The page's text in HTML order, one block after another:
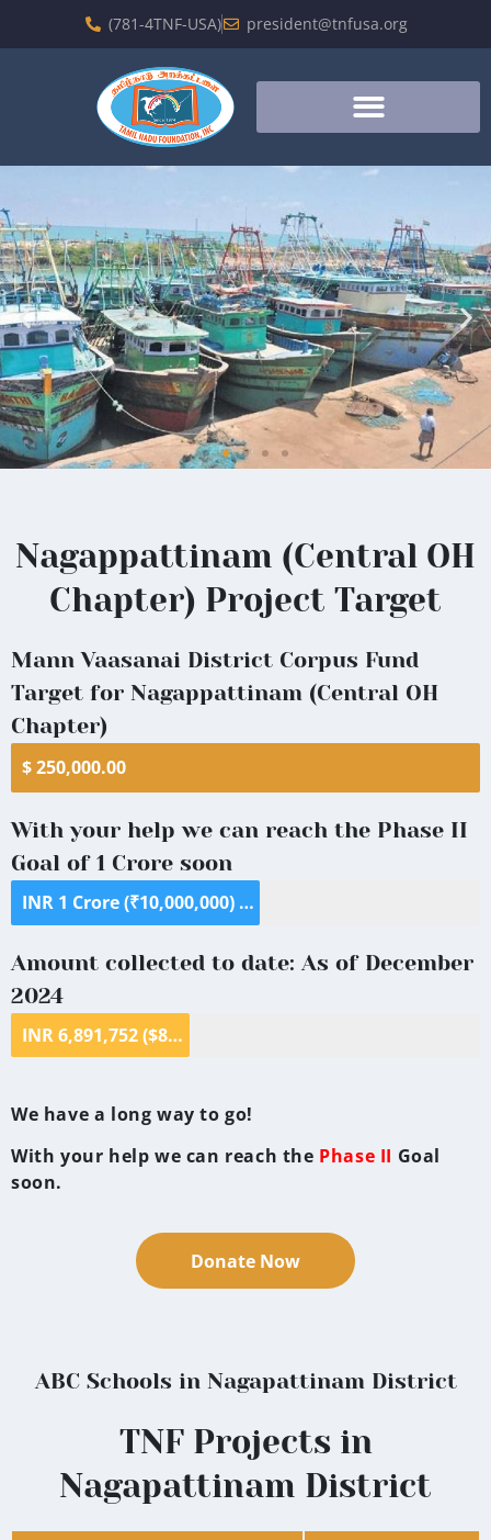
(781-4TNF-USA) president@tnfusa.org
District
Nagappattinam (Central OH
Chapter) Project Target
Mann Vaasanai District Corpus Fund
Target for Nagappattinam (Central OH
Chapter)
$ 250,000.00
With your help we can reach the Phase II
Goal of 1 Crore soon
INR 1 Crore (₹10,000,000) ($125,000)
Amount collected to date: As of December
2024
INR 6,891,752 ($84,896.90)
We have a long way to go!
With your help we can reach the Phase II Goal
soon.
Donate Now
ABC Schools in Nagapattinam District
TNF Projects in
Nagapattinam District